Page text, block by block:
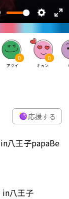
0
アツイ
0
キュン
応援する
八王子papaBe
in八王子